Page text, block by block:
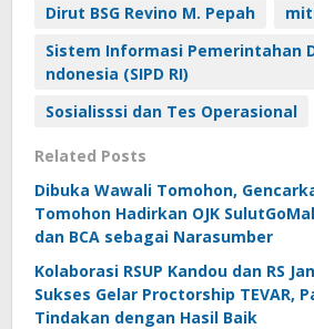
Dirut BSG Revino M. Pepah
Sistem Informasi Pemerintahan
ndonesia (SIPD RI)
Sosialisssi dan Tes Operasional
Related Posts
Dibuka Wawali Tomohon,
Tomohon Hadirkan OJK
dan BCA sebagai Narasumber
Kolaborasi RSUP Kandou dan RS
Sukses Gelar Proctorship TEVAR,
Tindakan dengan Hasil Baik